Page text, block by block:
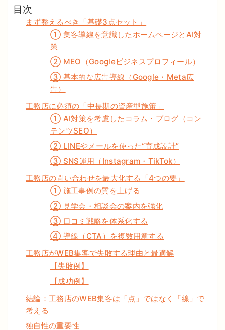
目次
まず整えるべき「基礎3点セット」
① 集客導線を意識したホームページとAI対
策
② MEO（Googleビジネスプロフィール）
③ 基本的な広告導線（Google・Meta広
告）
工務店に必須の「中長期の資産型施策」
① AI対策を考慮したコラム・ブログ（コン
テンツSEO）
② LINEやメールを使った“育成設計”
③ SNS運用（Instagram・TikTok）
工務店の問い合わせを最大化する「4つの要」
① 施工事例の質を上げる
② 見学会・相談会の案内を強化
③ 口コミ戦略を体系化する
④ 導線（CTA）を複数用意する
工務店がWEB集客で失敗する理由と最適解
【失敗例】
【成功例】
結論：工務店のWEB集客は「点」ではなく「線」で
考える
独自性の重要性